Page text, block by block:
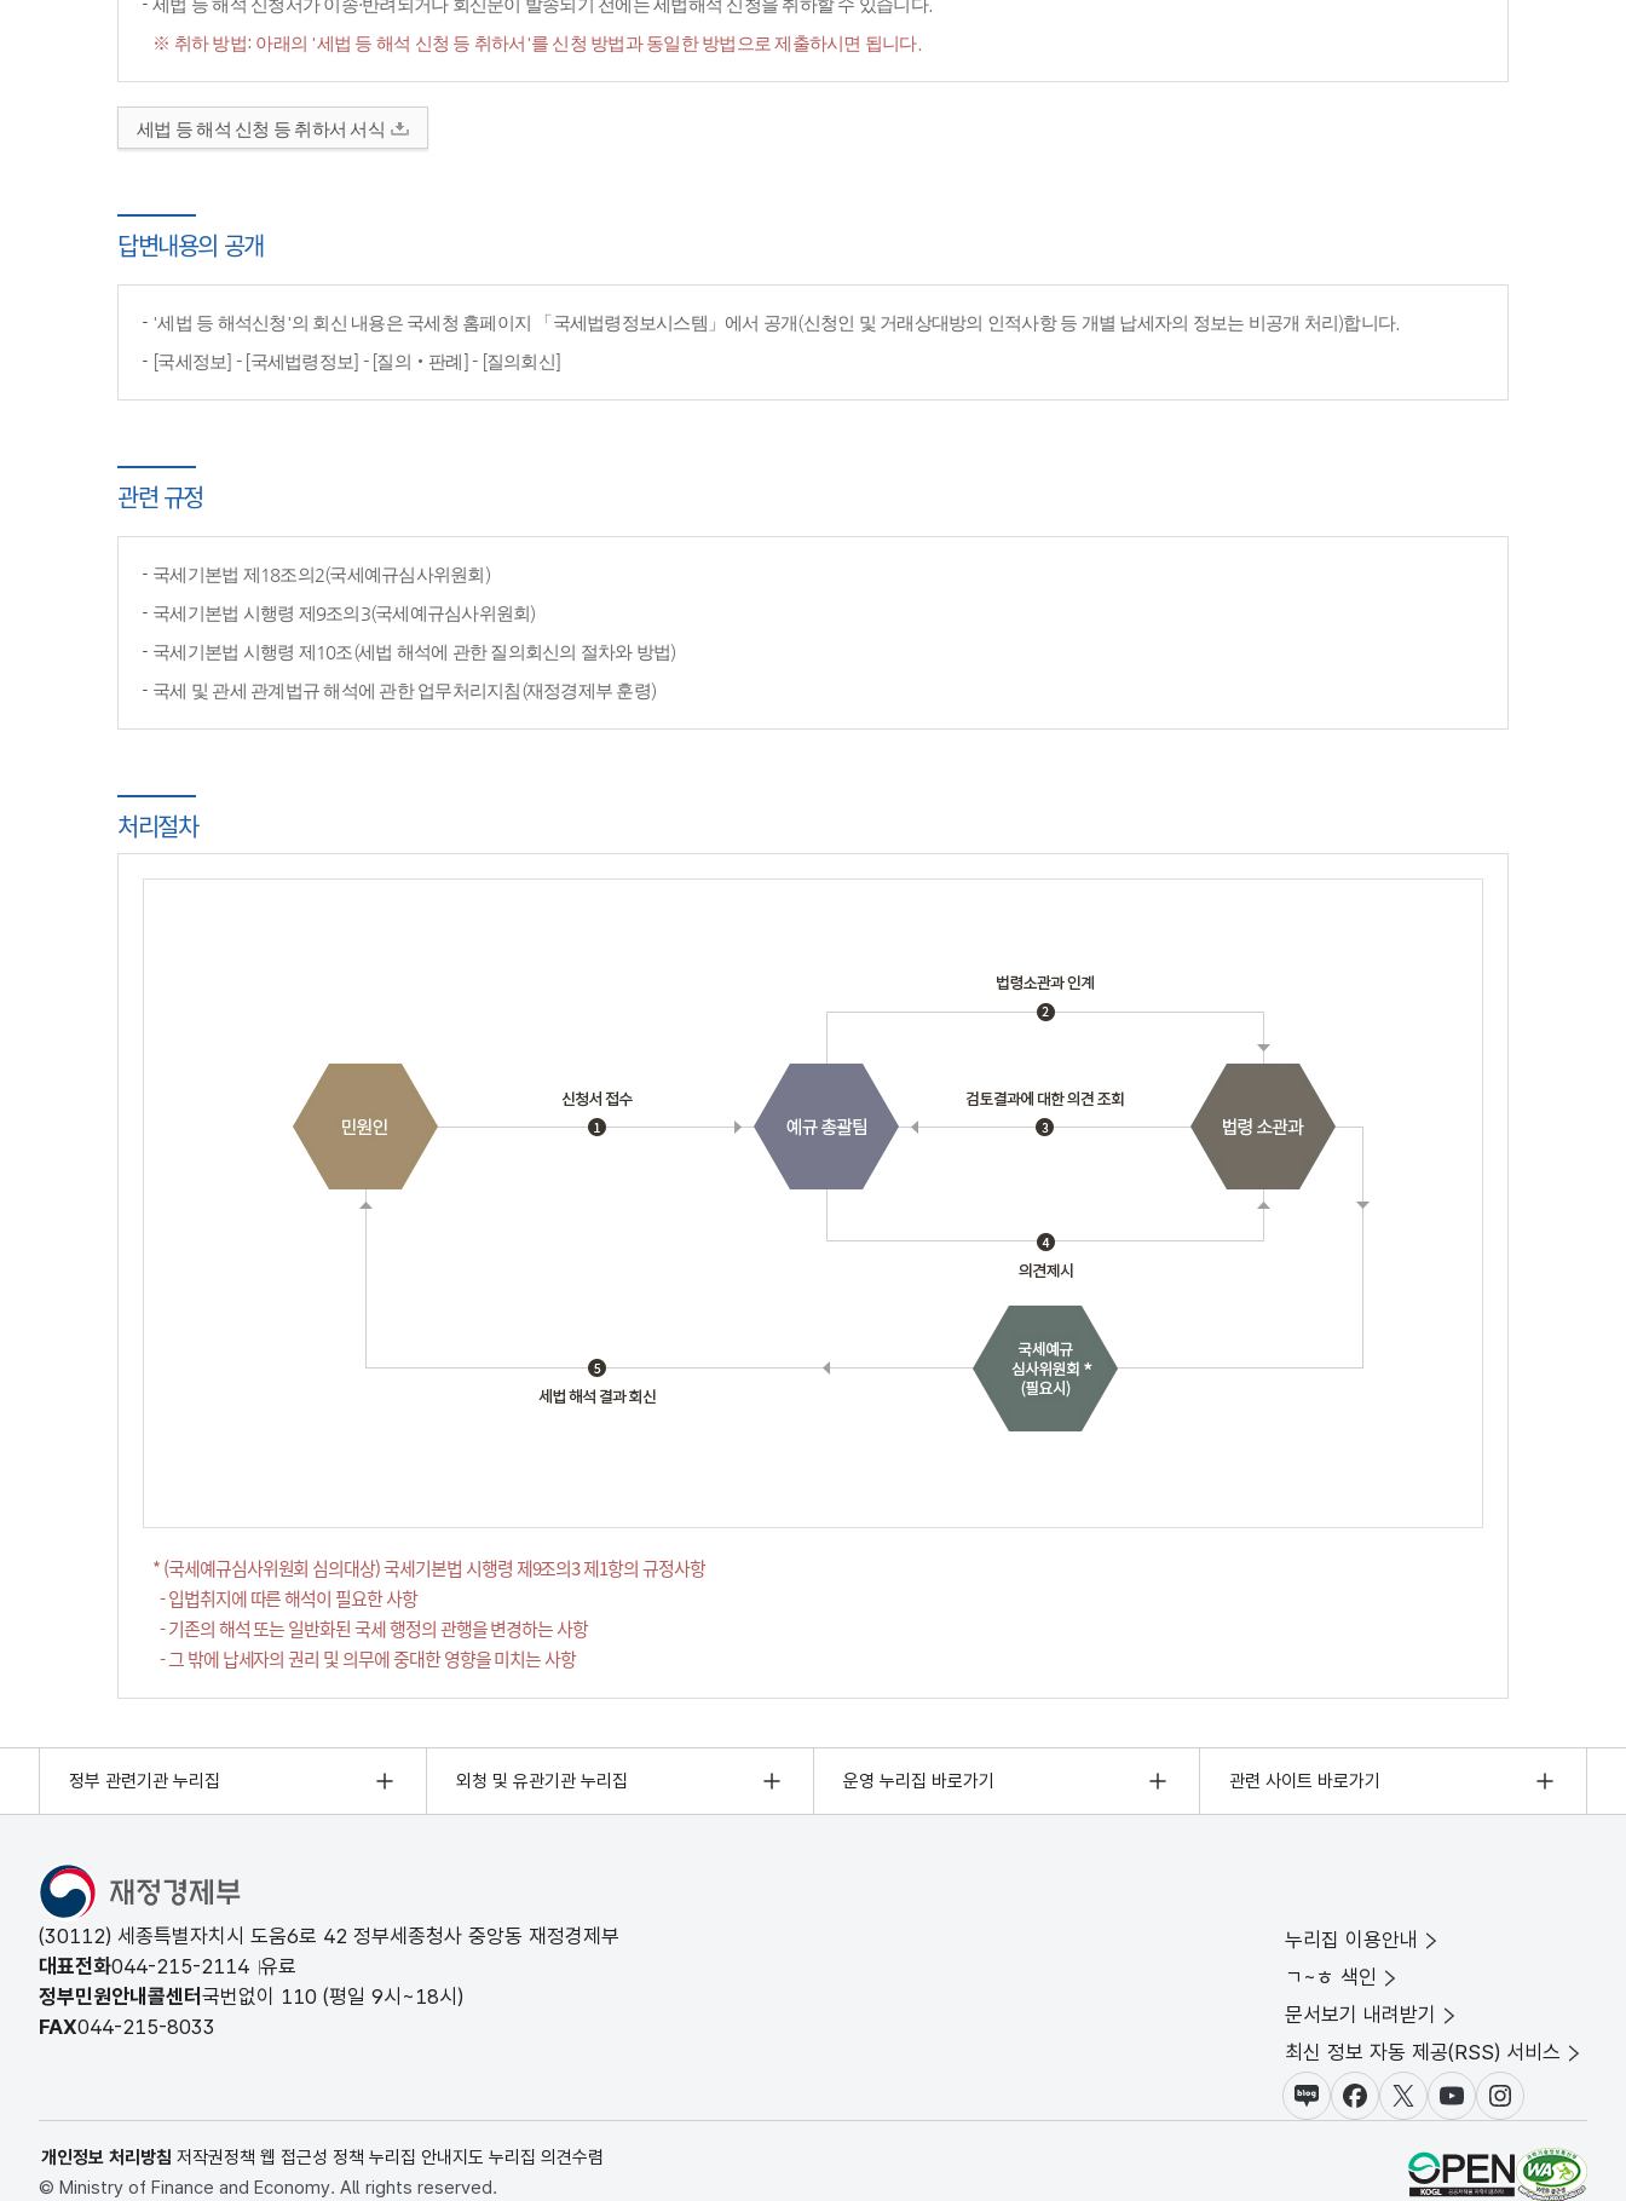
세법 등 해석 신청서가 이송·반려되거나 회신문이 발송되기 전에는 세법해석 신청을 취하할 수 있습니다.
※ 취하 방법: 아래의 '세법 등 해석 신청 등 취하서'를 신청 방법과 동일한 방법으로 제출하시면 됩니다.
세법 등 해석 신청 등 취하서 서식
답변내용의 공개
'세법 등 해석신청'의 회신 내용은 국세청 홈페이지 「국세법령정보시스템」에서 공개(신청인 및 거래상대방의 인적사항 등 개별 납세자의 정보는 비공개 처리)합니다.
[국세정보] - [국세법령정보] - [질의‧판례] - [질의회신]
관련 규정
국세기본법 제18조의2(국세예규심사위원회)
국세기본법 시행령 제9조의3(국세예규심사위원회)
국세기본법 시행령 제10조(세법 해석에 관한 질의회신의 절차와 방법)
국세 및 관세 관계법규 해석에 관한 업무처리지침(재정경제부 훈령)
처리절차
* (국세예규심사위원회 심의대상) 국세기본법 시행령 제9조의3 제1항의 규정사항
- 입법취지에 따른 해석이 필요한 사항
- 기존의 해석 또는 일반화된 국세 행정의 관행을 변경하는 사항
- 그 밖에 납세자의 권리 및 의무에 중대한 영향을 미치는 사항
정부 관련기관 누리집 외청 및 유관기관 누리집 운영 누리집 바로가기 관련 사이트 바로가기
(30112) 세종특별자치시 도움6로 42 정부세종청사 중앙동 재정경제부
대표전화044-215-2114 유료
정부민원안내콜센터 국번없이 110 (평일 9시~18시)
FAX044-215-8033
누리집 이용안내
ㄱ~ㅎ 색인
문서보기 내려받기
최신 정보 자동 제공(RSS) 서비스
블로그페이스북X(트위터)
유튜브인스타그램
개인정보 처리방침 저작권정책 웹 접근성 정책 누리집 안내지도 누리집 의견수렴
© Ministry of Finance and Economy. All rights reserved.